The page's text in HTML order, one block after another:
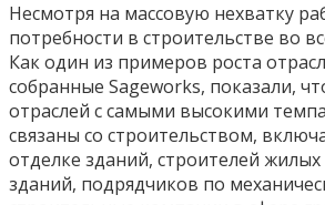
Несмотря на массовую нехватку
потребности в строительстве во
Как один из примеров роста
собранные Sageworks, показали,
отраслей с самыми высокими
связаны со строительством,
отделке зданий, строителей
зданий, подрядчиков по